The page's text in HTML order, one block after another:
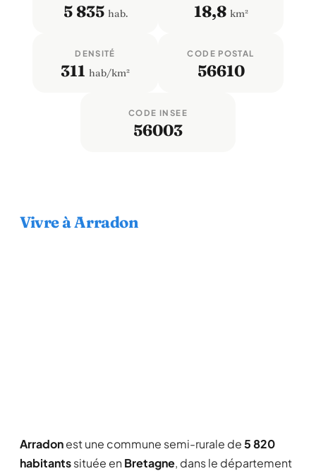
5 835 hab. 18,8 km²
DENSITÉ
311 hab/km²
CODE POSTAL
56610
CODE INSEE
56003
Vivre à Arradon
Arradonest une commune semi-rurale de5 820
habitantssituée en Bretagne, dans le département